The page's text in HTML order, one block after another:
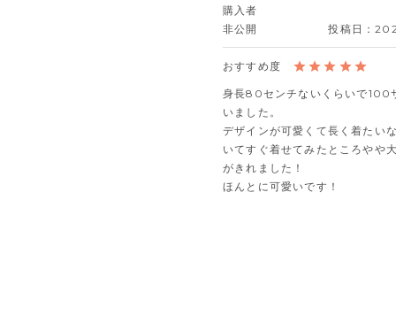
購入者
非公開
投稿日
身長80センチないくらいで100
いました。
デザインが可愛くて長く着たい
いてすぐ着せてみたところやや
がきれました！
ほんとに可愛いです！